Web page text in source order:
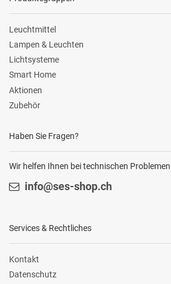
Leuchtmittel
Lampen & Leuchten
Lichtsysteme
Smart Home
Aktionen
Zubehör
Haben Sie Fragen?
Wir helfen Ihnen bei technischen
info@ses-shop.ch
Services & Rechtliches
Kontakt
Datenschutz